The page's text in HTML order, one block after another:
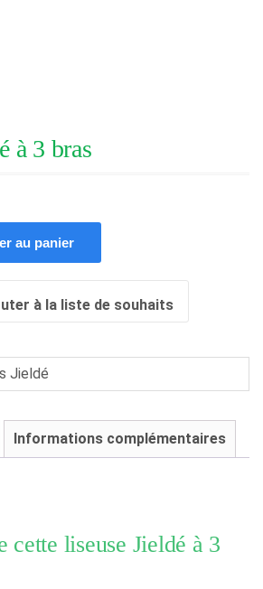
à 3 bras
au panier
à la liste de souhaits
Jieldé
Informations complémentaires
cette liseuse Jieldé à 3